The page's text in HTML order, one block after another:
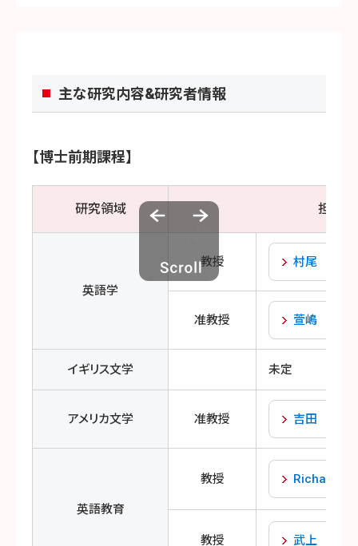
主な研究内容&研究者情報
【博士前期課程】
研究領域 担当者
英語学
教授 村尾 治彦
准教授 萱嶋 崇
イギリス文学 未定
アメリカ文学 准教授 吉田 希依
英語教育
教授 Richard
教授 武上 富美